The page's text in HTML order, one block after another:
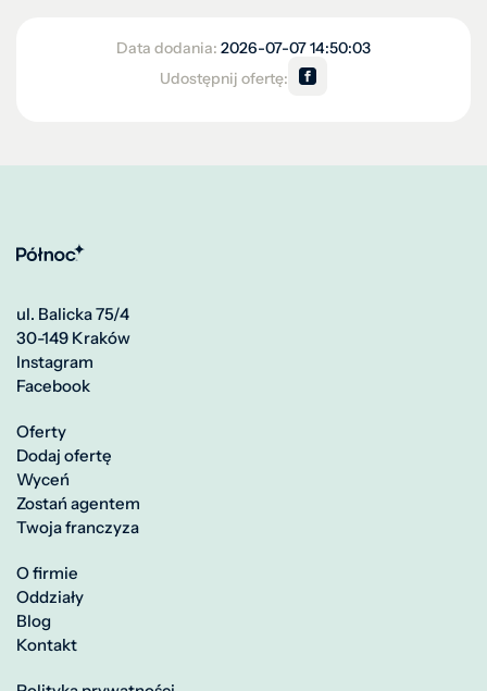
Data dodania: 2026-07-07 14:50:03
Udostępnij ofertę:
ul. Balicka 75/4
30-149 Kraków
Instagram
Facebook
Oferty
Dodaj ofertę
Wyceń
Zostań agentem
Twoja franczyza
O firmie
Oddziały
Blog
Kontakt